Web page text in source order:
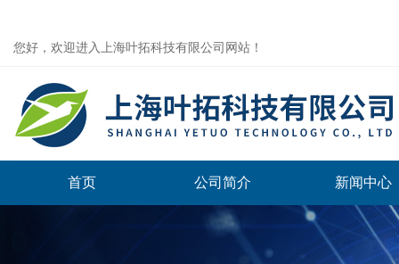
您好，欢迎进入上海叶拓科技有限公司网站！
首页 公司简介 新闻中心